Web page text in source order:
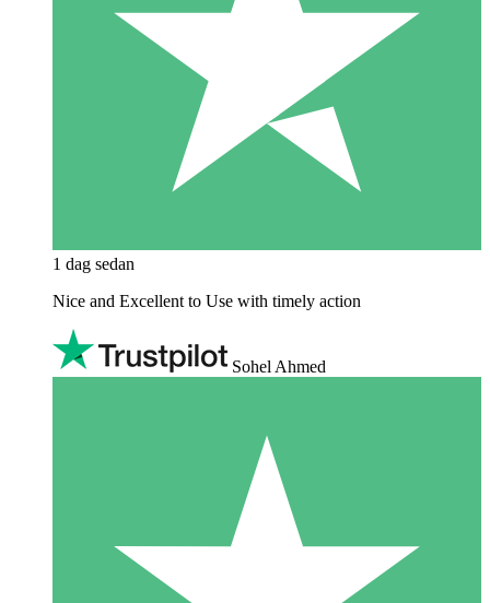
1 dag sedan
Nice and Excellent to Use with timely action
Sohel Ahmed